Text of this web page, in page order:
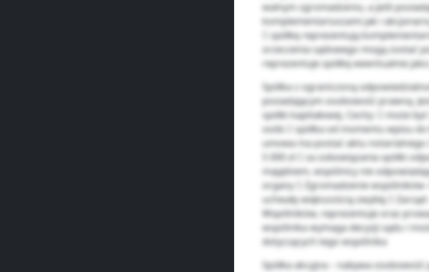
walnym zgromadzeniu, a jeśli
komplementariuszami jak i
 spółkę reprezentują
orzeczenia sądowego mogą zostać
reprezentuje spółkę ewentualnie
Spółka z ograniczoną
posiadającym osobowość prawną.
spółki kapitałowej. Cechy:  może
osób  spółka od momentu wpisu do
umowa ma postać aktu notarialnego
5 000 zł  za zobowiązania spółki
majątkiem, wspólnicy nie
organy  Zgromadzenie wspólników-
uchwały większością zwykłą 
Wspólników, reprezentuje oraz
wspólnika wymaga decyzji sądu i
dotyczących tego wspólnika
Spółka akcyjna – nabywa